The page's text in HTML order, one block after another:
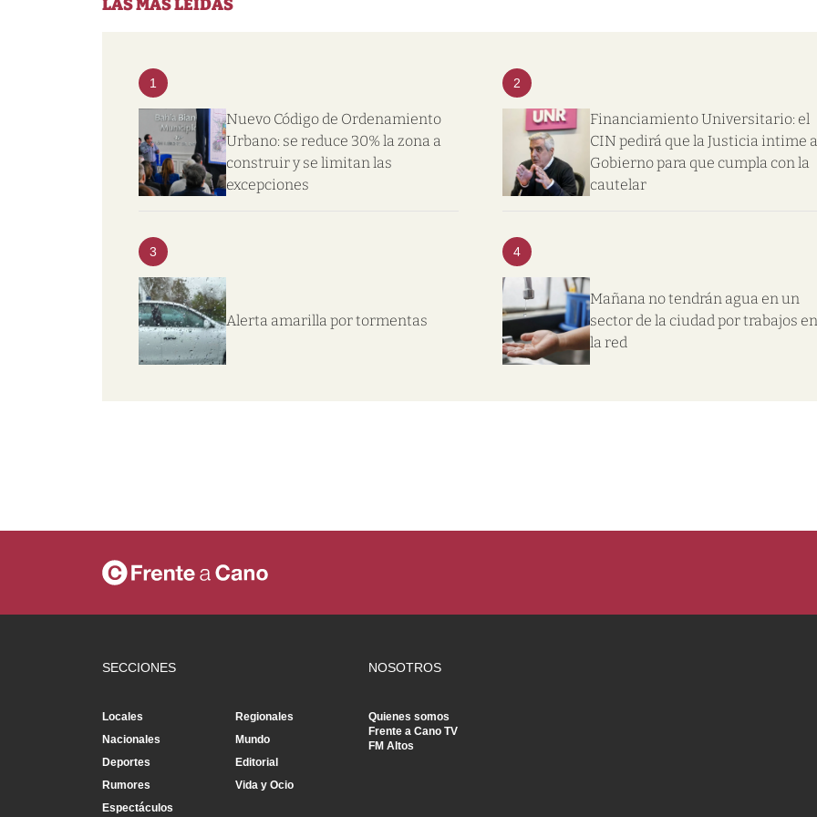
LAS MÁS LEIDAS
1
Nuevo Código de Ordenamiento
Urbano: se reduce 30% la zona a
construir y se limitan las
excepciones
2
Financiamiento Universitario: el
CIN pedirá que la Justicia intime
Gobierno para que cumpla con la
cautelar
3
Alerta amarilla por tormentas
4
Mañana no tendrán agua en un
sector de la ciudad por trabajos en
la red
SECCIONES
Locales
Regionales
Nacionales
Mundo
Deportes
Editorial
Rumores
Vida y Ocio
Espectáculos
NOSOTROS
Quienes somos
Frente a Cano TV
FM Altos